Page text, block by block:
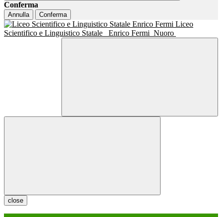
Conferma
Annulla Conferma
Liceo
Scientifico e Linguistico Statale
Enrico Fermi Nuoro
close